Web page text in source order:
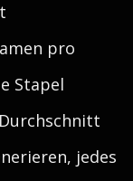
pro
Stapel
jedes